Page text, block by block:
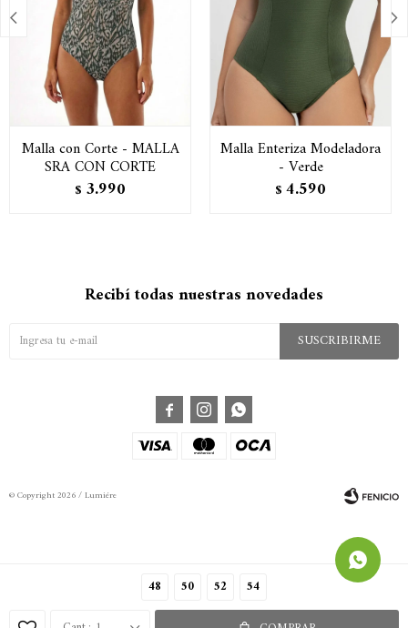
48 50 52
54
Malla con Corte - MALLA
SRA CON CORTE
$ 3.990
Malla Enteriza Modeladora
- Verde
$ 4.590
 
Recibí todas nuestras novedades
SUSCRIBIRME
  
© Copyright 2026 / Lumiére